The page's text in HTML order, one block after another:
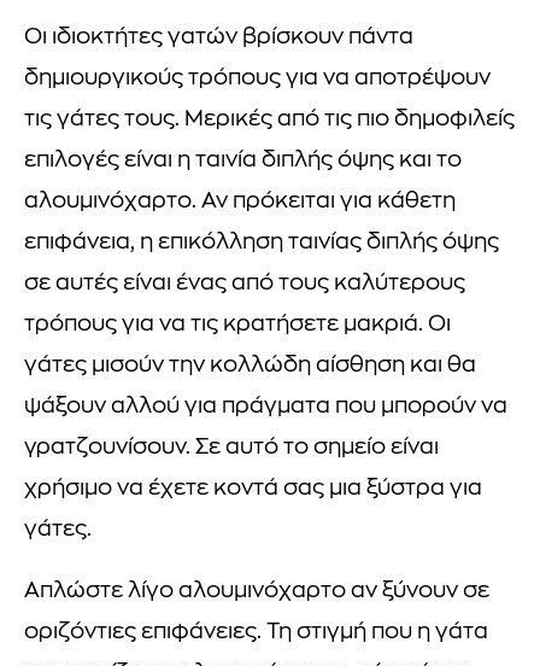
Οι ιδιοκτήτες γατών βρίσκουν πάντα
δημιουργικούς τρόπους για να αποτρέψουν
τις γάτες τους. Μερικές από τις πιο δημοφιλείς
επιλογές είναι η ταινία διπλής όψης και το
αλουμινόχαρτο. Αν πρόκειται για κάθετη
επιφάνεια, η επικόλληση ταινίας διπλής όψης
σε αυτές είναι ένας από τους καλύτερους
τρόπους για να τις κρατήσετε μακριά. Οι
γάτες μισούν την κολλώδη αίσθηση και θα
ψάξουν αλλού για πράγματα που μπορούν να
γρατζουνίσουν. Σε αυτό το σημείο είναι
χρήσιμο να έχετε κοντά σας μια ξύστρα για
γάτες.
Απλώστε λίγο αλουμινόχαρτο αν ξύνουν σε
οριζόντιες επιφάνειες. Τη στιγμή που η γάτα